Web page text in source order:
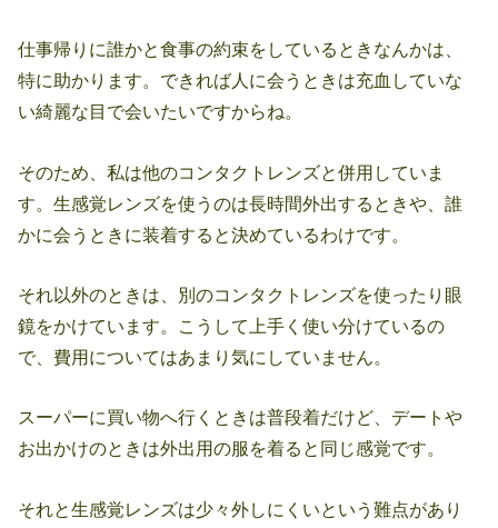
仕事帰りに誰かと食事の約束をしているときなんかは、
特に助かります。できれば人に会うときは充血していな
い綺麗な目で会いたいですからね。
そのため、私は他のコンタクトレンズと併用していま
す。生感覚レンズを使うのは長時間外出するときや、誰
かに会うときに装着すると決めているわけです。
それ以外のときは、別のコンタクトレンズを使ったり眼
鏡をかけています。こうして上手く使い分けているの
で、費用についてはあまり気にしていません。
スーパーに買い物へ行くときは普段着だけど、デートや
お出かけのときは外出用の服を着ると同じ感覚です。
それと生感覚レンズは少々外しにくいという難点があり